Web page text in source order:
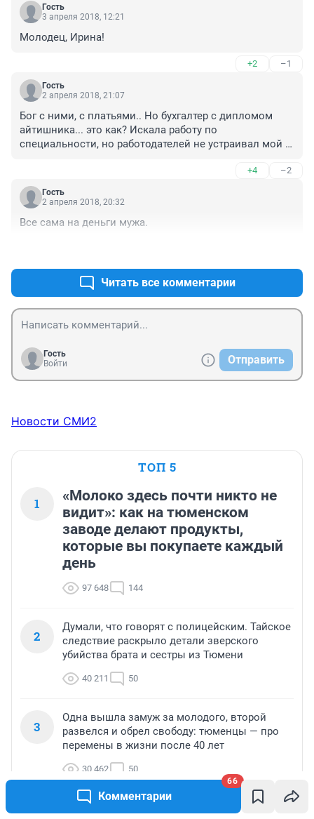
Комментарии
66
Гость
3 апреля 2018, 12:21
Молодец, Ирина!
+2 –1
Гость
2 апреля 2018, 21:07
Бог с ними, с платьями.. Но бухгалтер с дипломом
айтишника... это как? Искала работу по
специальности, но работодателей не устраивал мой
и опыт по той же специальности есть, какие-нюансы
можно подхватить по ходу, ведь все равно принципы
работы одни, отличается немного функционал и
именно ТЕ навыки - непонятно. А вон как можно.
не только муж, но и родители кто надо. Очередная
+4 –2
Гость
2 апреля 2018, 20:32
Все сама на деньги мужа.
Читать все комментарии
Гость
Войти
Отправить
Новости СМИ2
ТОП 5
1
«Молоко здесь почти никто не
видит»: как на тюменском
заводе делают продукты,
которые вы покупаете каждый
день
97 648 144
2
Думали, что говорят с полицейским. Тайское
следствие раскрыло детали зверского
убийства брата и сестры из Тюмени
40 211 50
3
Одна вышла замуж за молодого, второй
развелся и обрел свободу: тюменцы — про
перемены в жизни после 40 лет
30 462 50
Потеряют голову от любви. Астрологи